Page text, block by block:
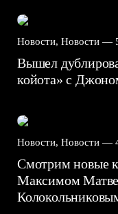
Новости, Новости —
Вышел
койота» с
Новости, Новости —
Смотрим новые
Максимом